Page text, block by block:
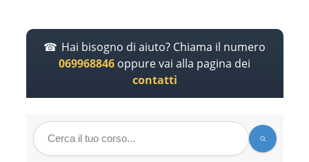
Hai bisogno di aiuto? Chiama il numero
069968846 oppure vai alla pagina dei
contatti